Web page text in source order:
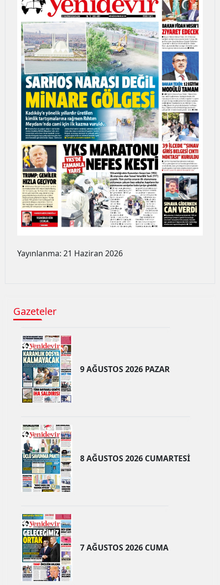
Yayınlanma: 21 Haziran 2026
Gazeteler
9 AĞUSTOS 2026 PAZAR
8 AĞUSTOS 2026 CUMARTESİ
7 AĞUSTOS 2026 CUMA